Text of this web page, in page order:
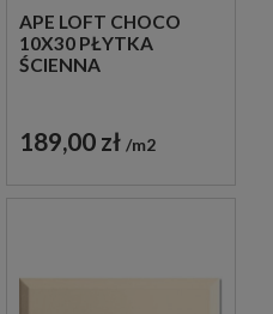
APE LOFT CHOCO
10X30 PŁYTKA
ŚCIENNA
189,00 zł m2